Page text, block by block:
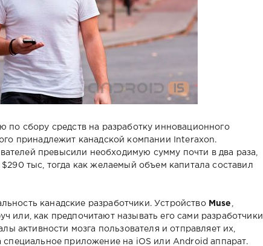
сбору средств на разработку инновационного
принадлежит канадской компании Interaxon.
превысили необходимую сумму почти в два раза,
тыс, тогда как желаемый объем капитала составил
канадские разработчики. Устройство Muse
или, как предпочитают называть его сами разработчики
активности мозга пользователя и отправляет их,
приложение на iOS или Android аппарат.